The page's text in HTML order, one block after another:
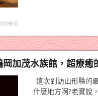
岡加茂水族館，超療癒
這次到訪山形縣的
什麼地方啊?老實說